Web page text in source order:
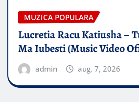
MUZICA POPULARA
Lucretia Racu Katiusha –
Ma Iubesti (Music Video
admin aug. 7, 2026